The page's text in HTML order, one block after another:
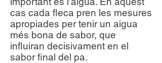
cas cada fleca pren les mesures
apropiades per tenir un aigua
més bona de sabor, que
influiran decisivament en el
sabor final del pa.